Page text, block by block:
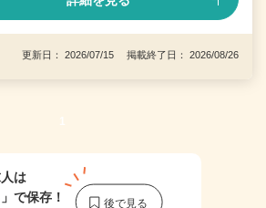
更新日： 2026/07/15 掲載終了日： 2026/08/26
1
は
」で保存！